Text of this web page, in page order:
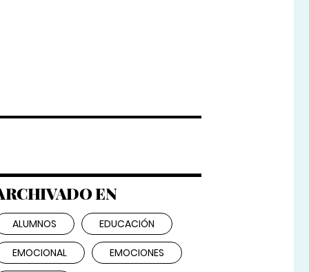
EN
ALUMNOS EDUCACIÓN
EMOCIONAL EMOCIONES